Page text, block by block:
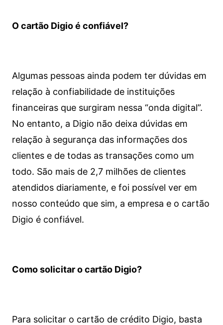
O cartão Digio é confiável?
Algumas pessoas ainda podem ter dúvidas em
relação à confiabilidade de instituições
financeiras que surgiram nessa “onda digital”.
No entanto, a Digio não deixa dúvidas em
relação à segurança das informações dos
clientes e de todas as transações como um
todo. São mais de 2,7 milhões de clientes
atendidos diariamente, e foi possível ver em
nosso conteúdo que sim, a empresa e o cartão
Digio é confiável.
Como solicitar o cartão Digio?
Para solicitar o cartão de crédito Digio, basta